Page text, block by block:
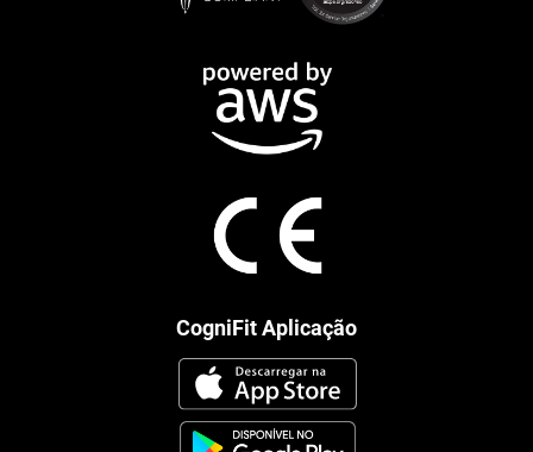
CogniFit Aplicação